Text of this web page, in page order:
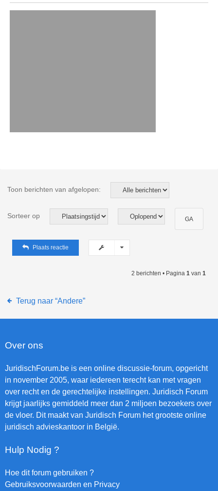
Toon berichten van afgelopen:
Sorteer op
Plaats reactie
2 berichten • Pagina 1 van 1
Terug naar “Andere”
Over ons
JuridischForum.be is een online discussie-forum, opgericht
in november 2005, waar iedereen terecht kan met vragen
over recht en de gerechtelijke instellingen. Juridisch Forum
krijgt jaarlijks gemiddeld meer dan 2 miljoen bezoekers over
de vloer. Dit maakt van Juridisch Forum het grootste online
juridisch advieskantoor in België.
Hulp Nodig ?
Hoe dit forum gebruiken ?
Gebruiksvoorwaarden en Privacy